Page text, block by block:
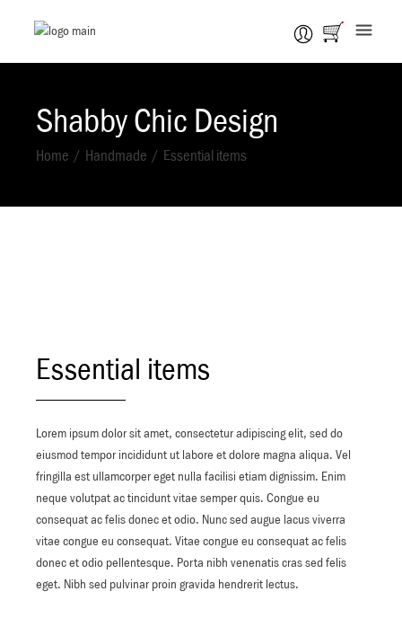
Shabby Chic Design
Home Handmade Essential items
Essential items
Lorem ipsum dolor sit amet, consectetur adipiscing elit, sed do
eiusmod tempor incididunt ut labore et dolore magna aliqua. Vel
fringilla est ullamcorper eget nulla facilisi etiam dignissim. Enim
neque volutpat ac tincidunt vitae semper quis. Congue eu
consequat ac felis donec et odio. Nunc sed augue lacus viverra
vitae congue eu consequat. Vitae congue eu consequat ac felis
donec et odio pellentesque. Porta nibh venenatis cras sed felis
eget. Nibh sed pulvinar proin gravida hendrerit lectus.